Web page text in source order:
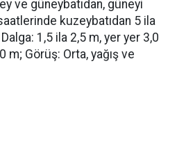
ve güneybatıdan, güneyi
kuzeybatıdan 5 ila
1,5 ila 2,5 m, yer yer 3,0
m; Görüş: Orta, yağış ve